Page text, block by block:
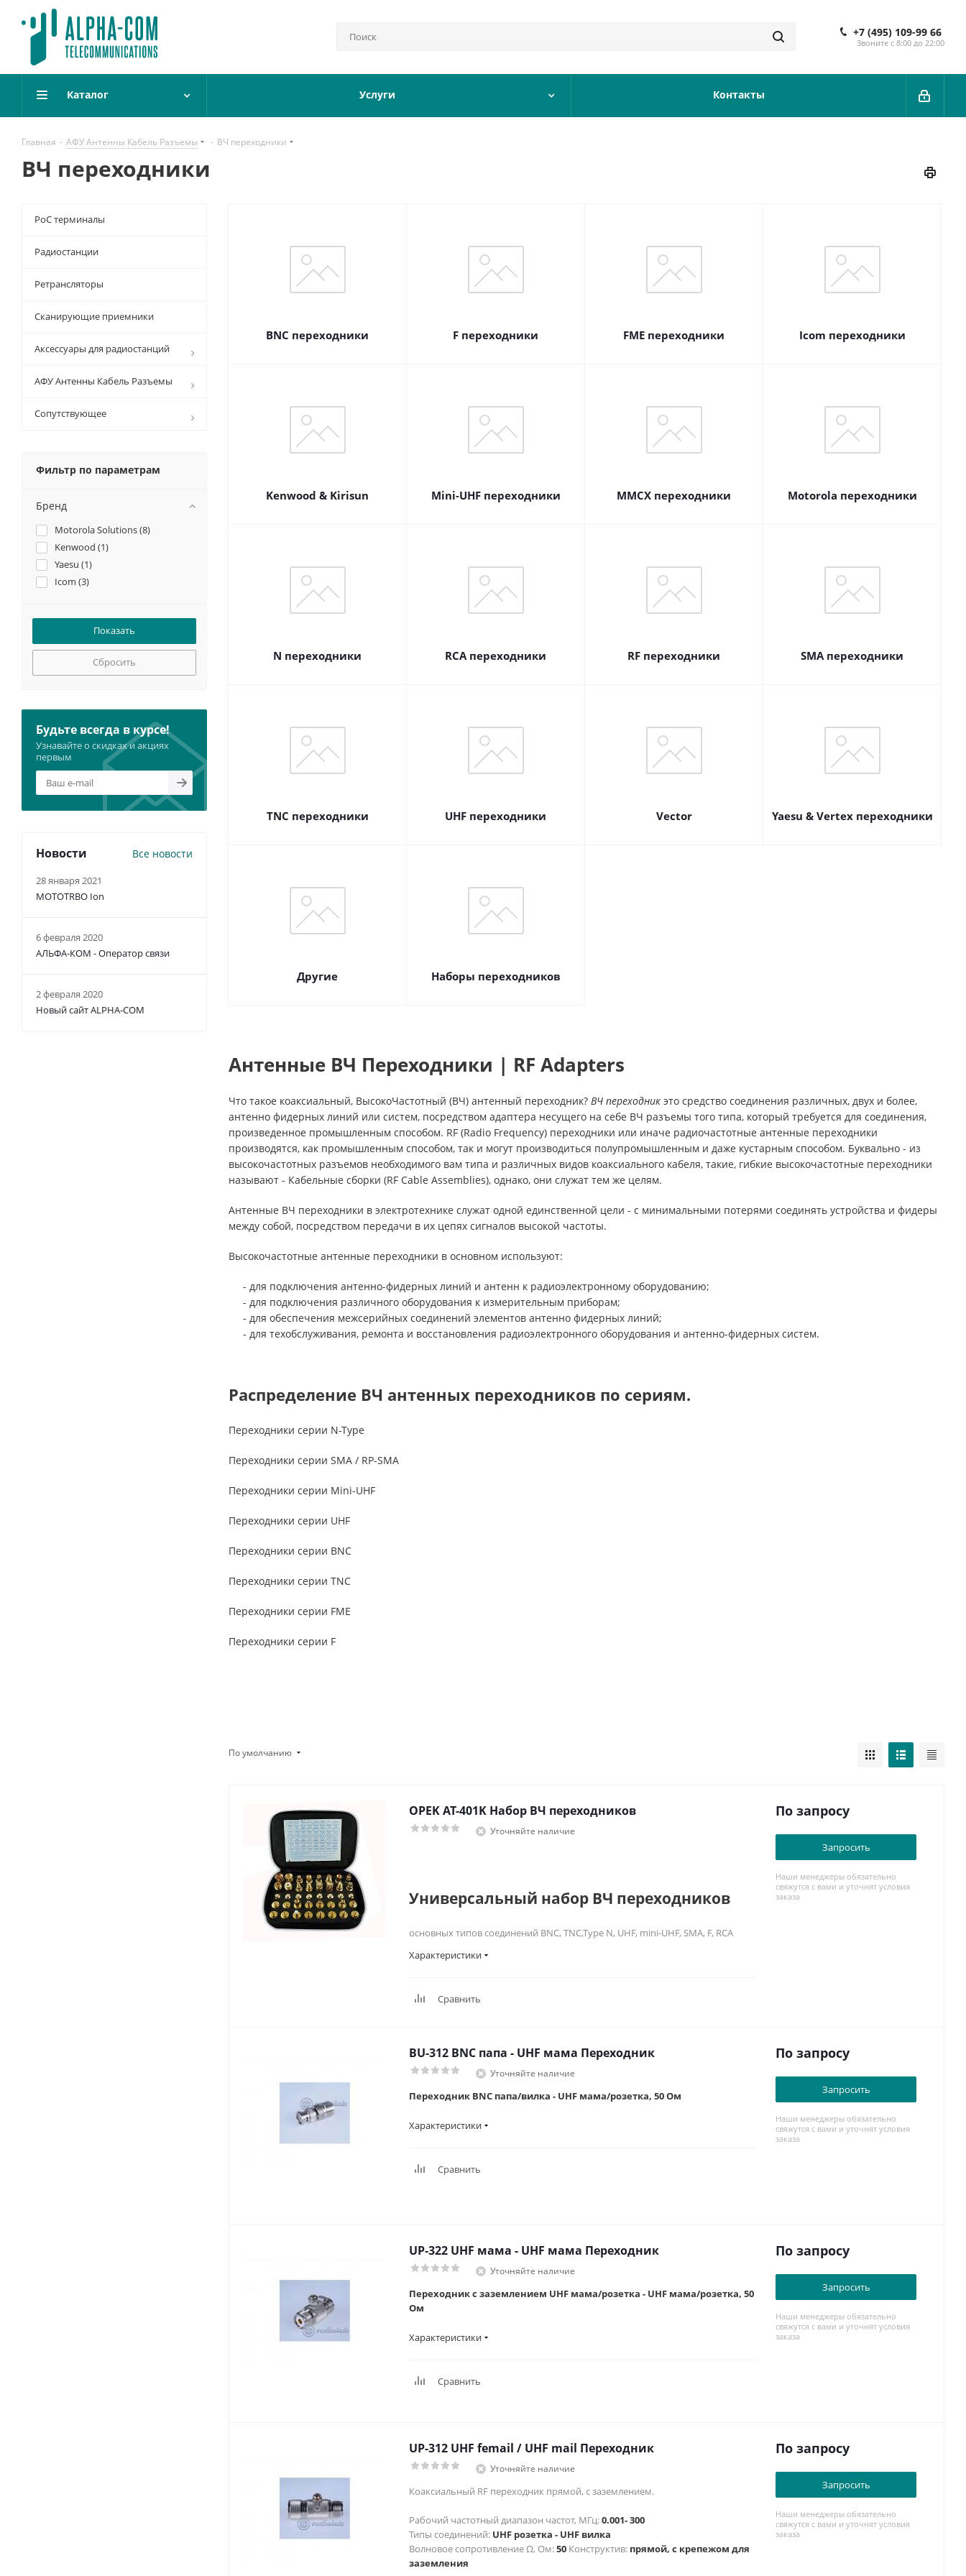
+7 (495) 109-99 66
Звоните с 8:00 до 22:00
Каталог Услуги Контакты
Главная - АФУ Антенны Кабель Разъемы - ВЧ переходники
ВЧ переходники
BNC переходники F переходники FME переходники Icom переходники
Kenwood & Kirisun Mini-UHF переходники MMCX переходники Motorola переходники
N переходники RCA переходники RF переходники SMA переходники
TNC переходники UHF переходники Vector Yaesu & Vertex переходники
Другие Наборы переходников
Антенные ВЧ Переходники | RF Adapters
Что такое коаксиальный, ВысокоЧастотный (ВЧ) антенный переходник? ВЧ переходник это средство соединения различных, двух и более,
антенно фидерных линий или систем, посредством адаптера несущего на себе ВЧ разъемы того типа, который требуется для соединения,
произведенное промышленным способом. RF (Radio Frequency) переходники или иначе радиочастотные антенные переходники
производятся, как промышленным способом, так и могут производиться полупромышленным и даже кустарным способом. Буквально - из
высокочастотных разъемов необходимого вам типа и различных видов коаксиального кабеля, такие, гибкие высокочастотные переходники
называют - Кабельные сборки (RF Cable Assemblies), однако, они служат тем же целям.
Антенные ВЧ переходники в электротехнике служат одной единственной цели - с минимальными потерями соединять устройства и фидеры
между собой, посредством передачи в их цепях сигналов высокой частоты.
Высокочастотные антенные переходники в основном используют:
- для подключения антенно-фидерных линий и антенн к радиоэлектронному оборудованию;
- для подключения различного оборудования к измерительным приборам;
- для обеспечения межсерийных соединений элементов антенно фидерных линий;
- для техобслуживания, ремонта и восстановления радиоэлектронного оборудования и антенно-фидерных систем.
Распределение ВЧ антенных переходников по сериям.
Переходники серии N-Type
Переходники серии SMA / RP-SMA
Переходники серии Mini-UHF
Переходники серии UHF
Переходники серии BNC
Переходники серии TNC
Переходники серии FME
Переходники серии F
По умолчанию
OPEK AT-401K Набор ВЧ переходников
Уточняйте наличие
Универсальный набор ВЧ переходников
основных типов соединений BNC, TNC,Type N, UHF, mini-UHF, SMA, F, RCA
Характеристики
Сравнить
По запросу
Запросить
Наши менеджеры обязательно
свяжутся с вами и уточнят условия
заказа
BU-312 BNC папа - UHF мама Переходник
Уточняйте наличие
Переходник BNC папа/вилка - UHF мама/розетка, 50 Ом
Характеристики
Сравнить
По запросу
Запросить
Наши менеджеры обязательно
свяжутся с вами и уточнят условия
заказа
UP-322 UHF мама - UHF мама Переходник
Уточняйте наличие
Переходник с заземлением UHF мама/розетка - UHF мама/розетка, 50
Ом
Характеристики
Сравнить
По запросу
Запросить
Наши менеджеры обязательно
свяжутся с вами и уточнят условия
заказа
UP-312 UHF femail / UHF mail Переходник
Уточняйте наличие
Коаксиальный RF переходник прямой, с заземлением.
Рабочий частотный диапазон частот, МГц:0.001- 300
Типы соединений: UHF розетка - UHF вилка
Волновое сопротивление Ω, Ом:50 Конструктив: прямой, с крепежом для
заземления
По запросу
Запросить
Наши менеджеры обязательно
свяжутся с вами и уточнят условия
заказа
PoC терминалы
Радиостанции
Ретрансляторы
Сканирующие приемники
Аксессуары для радиостанций
АФУ Антенны Кабель Разъемы
Сопутствующее
Фильтр по параметрам
Бренд
Motorola Solutions (8)
Kenwood (1)
Yaesu (1)
Icom (3)
Сбросить
Будьте всегда в курсе!
Узнавайте о скидках и акциях
первым
Новости Все новости
28 января 2021
MOTOTRBO Ion
6 февраля 2020
АЛЬФА-КОМ - Оператор связи
2 февраля 2020
Новый сайт ALPHA-COM